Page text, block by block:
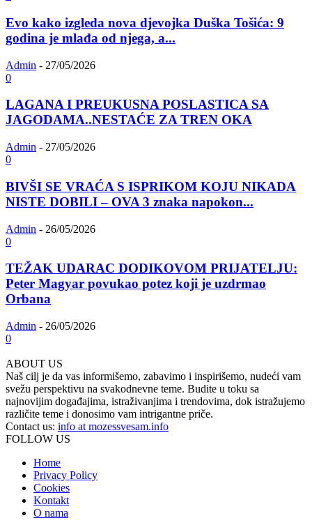
Evo kako izgleda nova djevojka Duška Tošića: 9
godina je mlađa od njega, a...
Admin - 27/05/2026
0
LAGANA I PREUKUSNA POSLASTICA SA
JAGODAMA..NESTAĆE ZA TREN OKA
Admin - 27/05/2026
0
BIVŠI SE VRAĆA S ISPRIKOM KOJU NIKADA
NISTE DOBILI – OVA 3 znaka napokon...
Admin - 26/05/2026
0
TEŽAK UDARAC DODIKOVOM PRIJATELJU:
Peter Magyar povukao potez koji je uzdrmao
Orbana
Admin - 26/05/2026
0
ABOUT US
Naš cilj je da vas informišemo, zabavimo i inspirišemo, nudeći vam
svežu perspektivu na svakodnevne teme. Budite u toku sa
najnovijim događajima, istraživanjima i trendovima, dok istražujemo
različite teme i donosimo vam intrigantne priče.
Contact us: info at mozessvesam.info
FOLLOW US
Home
Privacy Policy
Cookies
Kontakt
O nama